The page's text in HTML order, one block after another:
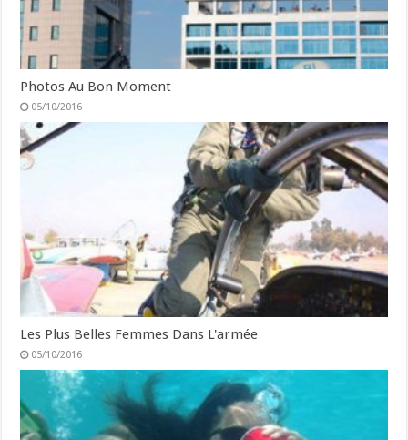
Photos Au Bon Moment
05/10/2016
Les Plus Belles Femmes Dans L'armée
05/10/2016